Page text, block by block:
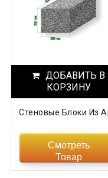
ДОБАВИТЬ В
КОРЗИНУ
Смотреть
Товар